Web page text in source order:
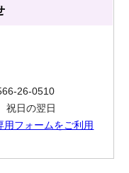
26-0510
祝日の翌日
フォームをご利用